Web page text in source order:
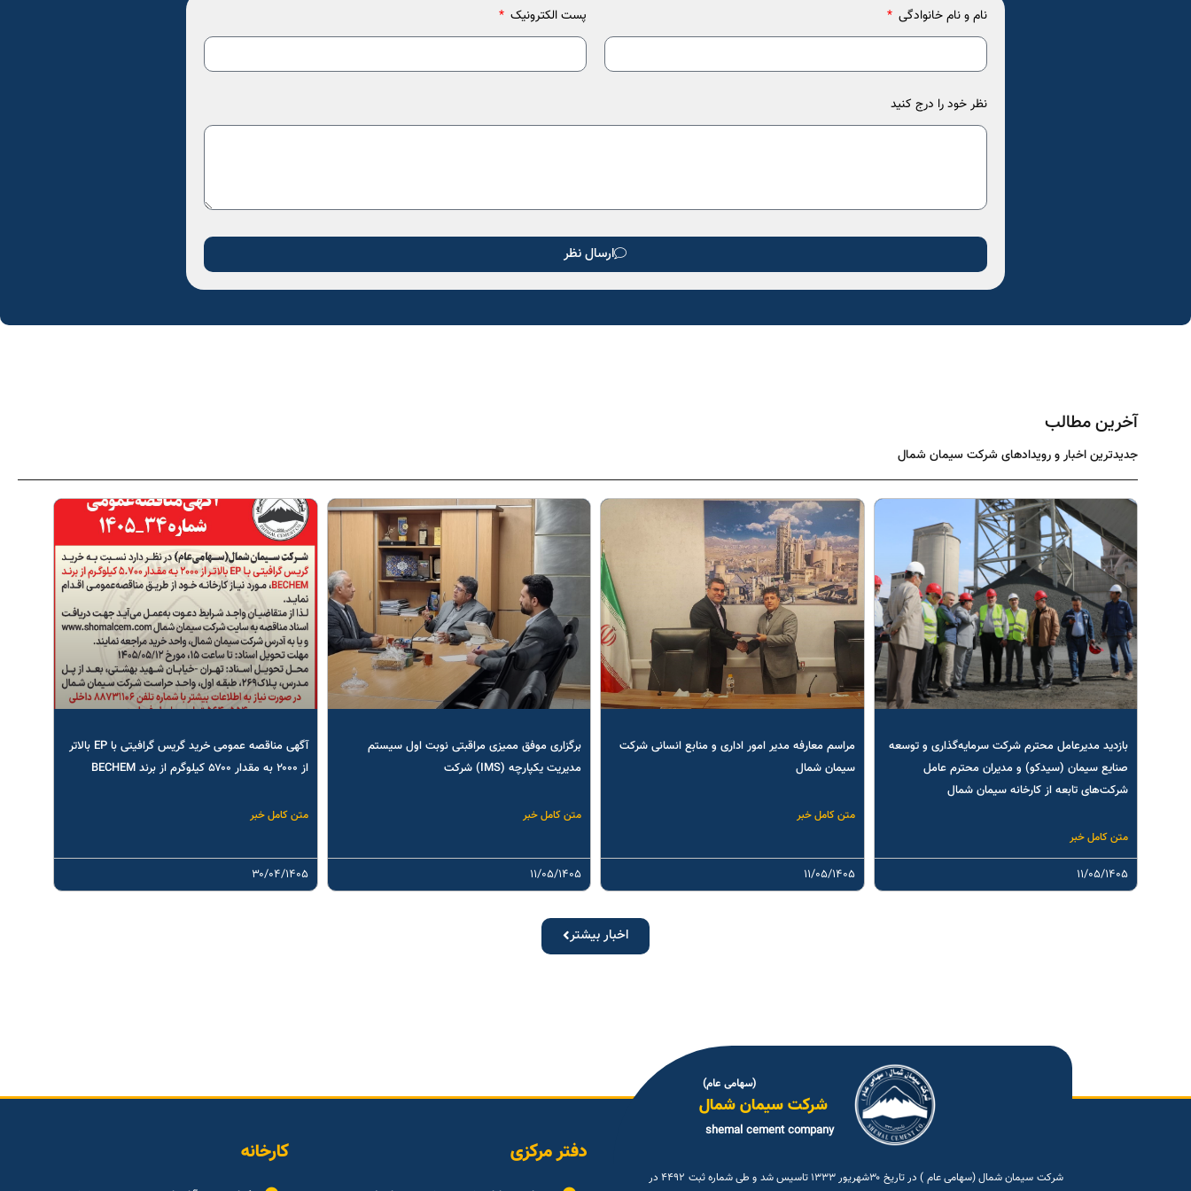
نام و نام خانوادگی پست الکترونیک
نظر خود را درج کنید
ارسال نظر
آخرین مطالب
جدیدترین اخبار و رویدادهای شرکت سیمان شمال
بازدید مدیرعامل محترم شرکت سرمایه‌گذاری و توسعه
صنایع سیمان (سیدکو) و مدیران محترم عامل
شرکت‌های تابعه از کارخانه سیمان شمال
متن کامل خبر
۱۱/۰۵/۱۴۰۵
مراسم معارفه مدیر امور اداری و منابع انسانی شرکت
سیمان شمال
متن کامل خبر
۱۱/۰۵/۱۴۰۵
برگزاری موفق ممیزی مراقبتی نوبت اول سیستم
مدیریت یکپارچه (IMS) شرکت
متن کامل خبر
۱۱/۰۵/۱۴۰۵
آگهی مناقصه عمومی خرید گریس گرافیتی با EP بالاتر
از ۲۰۰۰ به مقدار ۵۷۰۰ کیلوگرم از برند BECHEM
متن کامل خبر
۳۰/۰۴/۱۴۰۵
اخبار بیشتر
(سهامی عام)
شرکت سیمان شمال
shemal cement company
شرکت سیمان شمال (سهامی عام ) در تاریخ ۳۰شهريور ۱۳۳۳ تاسیس شد و طی شماره ثبت ۴۴۹۲ در
دفتر مرکزی کارخانه